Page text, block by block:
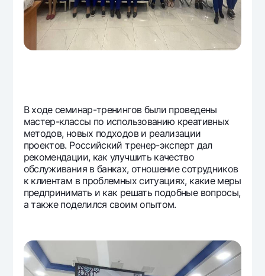
В ходе семинар-тренингов были проведены
мастер-классы по использованию креативных
методов, новых подходов и реализации
проектов. Российский тренер-эксперт дал
рекомендации, как улучшить качество
обслуживания в банках, отношение сотрудников
к клиентам в проблемных ситуациях, какие меры
предпринимать и как решать подобные вопросы,
а также поделился своим опытом.